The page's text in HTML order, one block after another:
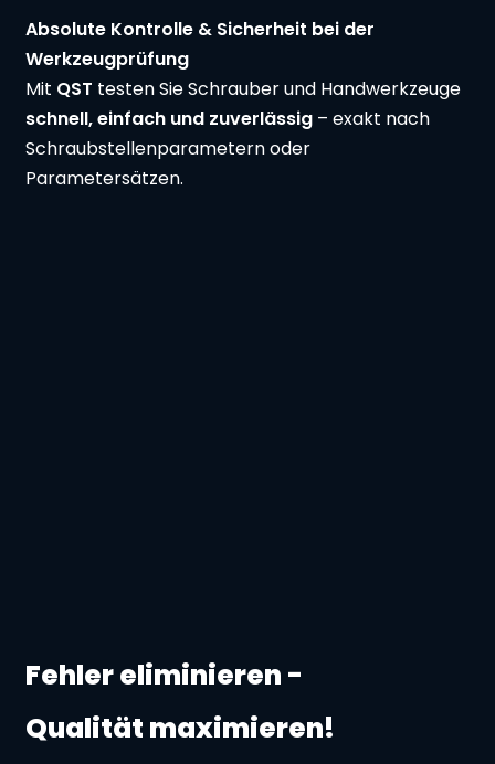
Absolute Kontrolle & Sicherheit bei der
Werkzeugprüfung
Mit QST testen Sie Schrauber und Handwerkzeuge
schnell, einfach und zuverlässig– exakt nach
Schraubstellenparametern oder
Parametersätzen.
Fehler eliminieren -
Qualität maximieren!